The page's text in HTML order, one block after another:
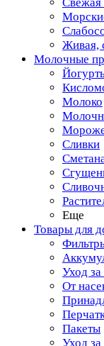
Живая,
Молочные
Молоко
Сливки
Еще
Товары для
Уход
От
Пакеты
Уход